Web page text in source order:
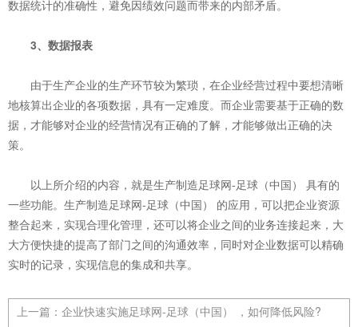
数据统计的准确性，避免因绩效问题而带来的内部矛盾。
3、数据报表
由于生产企业的生产环节较为繁琐，在企业经营过程中要想清晰
地核算出企业的各项数据，具有一定难度。而企业需要基于正确的数
据，才能够对企业的经营情况有正确的了解，才能够做出正确的决
策。
以上所介绍的内容，就是生产制造足球网-足球（中国） 具有的
一些功能。生产制造足球网-足球（中国） 的应用，可以把企业资源
整合起来，实现合理化管理，还可以将企业之间的业务连接起来，大
大方便快捷的提高了部门之间的沟通效率，同时对企业数据可以精确
实时的记录，实现信息的集成和共享。
上一篇： 企业快速实施足球网-足球（中国） ，如何降低风险?